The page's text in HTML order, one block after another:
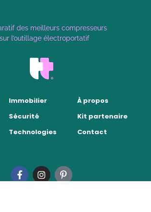
des meilleurs compresseurs
l’outillage électroportatif
Immobilier
Sécurité
Technologies
À propos
Kit partenaire
Contact